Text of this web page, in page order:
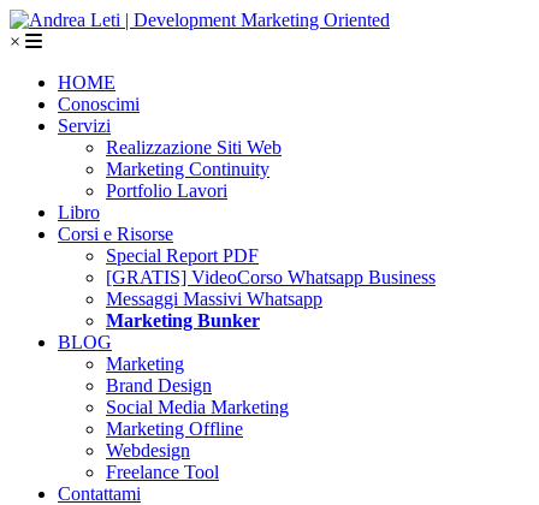
×
HOME
Conoscimi
Servizi
Realizzazione Siti Web
Marketing Continuity
Portfolio Lavori
Libro
Corsi e Risorse
Special Report PDF
[GRATIS] VideoCorso Whatsapp Business
Messaggi Massivi Whatsapp
Marketing Bunker
BLOG
Marketing
Brand Design
Social Media Marketing
Marketing Offline
Webdesign
Freelance Tool
Contattami